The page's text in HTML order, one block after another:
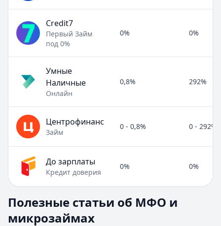
Credit7
Первый Займ
под 0%
0% 0%
Умные
Наличные
Онлайн
0,8% 292%
Центрофинанс
Займ
0 - 0,8% 0 - 292%
До зарплаты
Кредит доверия
0% 0%
Раздел:МФО и микрозаймы. Всего статей: 8.
Займ под расписку
Полезные статьи об МФО и
микрозаймах